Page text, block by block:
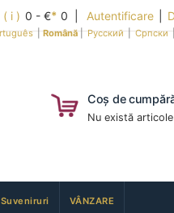
( i ) 0 - €* 0 | Autentificare
|Română|Русский|Српски
Coș de
Nu există
Suveniruri VÂNZARE